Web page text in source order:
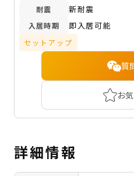
耐震 新耐震
入居時期 即入居可能
セットアップ
質
お
詳細情報